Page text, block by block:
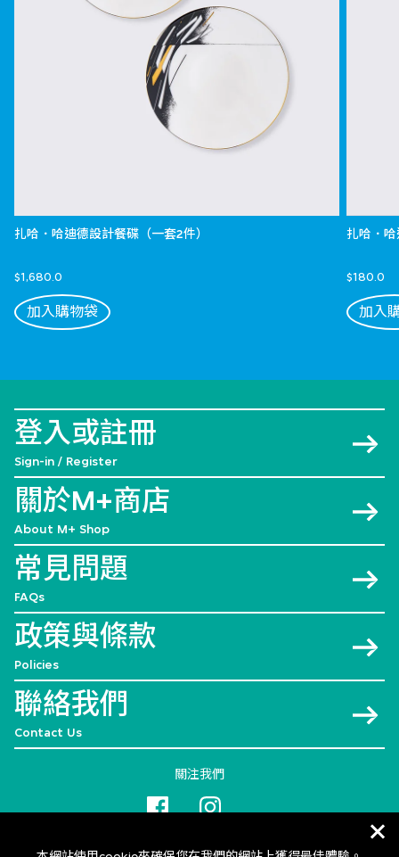
扎哈．哈迪德設計餐碟（一套2件）
$1,680.0
加入購物袋
扎哈．
$180.0
加入
登入或註冊
Sign-in / Register
關於M+商店
About M+ Shop
常見問題
FAQs
政策與條款
Policies
聯絡我們
Contact Us
關注我們